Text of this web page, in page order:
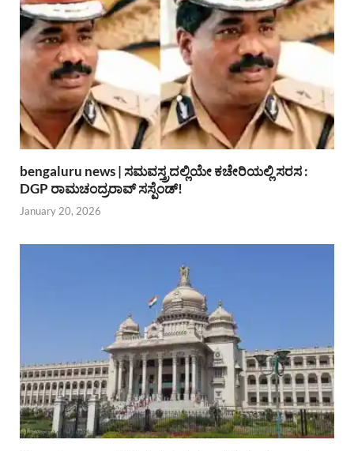
bengaluru news | ಸಮವಸ್ತ್ರದಲ್ಲಿಯೇ ಕಚೇರಿಯಲ್ಲಿ ಸರಸ :
DGP ರಾಮಚಂದ್ರರಾವ್ ಸಸ್ಪೆಂಡ್!
January 20, 2026